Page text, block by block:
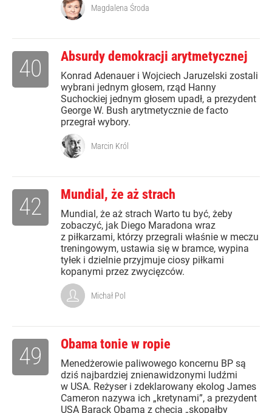
Magdalena Środa
Absurdy demokracji arytmetycznej
Konrad Adenauer i Wojciech Jaruzelski zostali
wybrani jednym głosem, rząd Hanny
Suchockiej jednym głosem upadł, a prezydent
George W. Bush arytmetycznie de facto
przegrał wybory.
40
Marcin Król
Mundial, że aż strach
Mundial, że aż strach Warto tu być, żeby
zobaczyć, jak Diego Maradona wraz
z piłkarzami, którzy przegrali właśnie w meczu
treningowym, ustawia się w bramce, wypina
tyłek i dzielnie przyjmuje ciosy piłkami
kopanymi przez zwycięzców.
42
Michał Pol
Obama tonie w ropie
Menedżerowie paliwowego koncernu BP są
dziś najbardziej znienawidzonymi ludźmi
w USA. Reżyser i zdeklarowany ekolog James
Cameron nazywa ich „kretynami”, a prezydent
USA Barack Obama z chęcią „skopałby
49